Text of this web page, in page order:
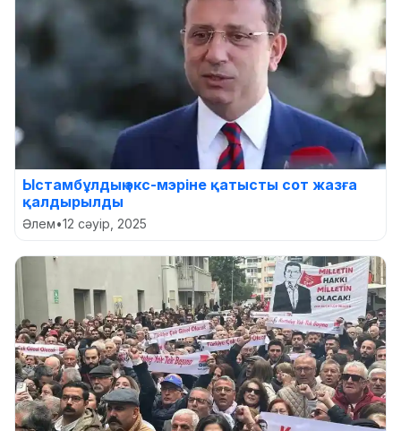
Ыстамбұлдың экс-мэріне қатысты сот жазға
қалдырылды
Әлем•12 сәуір, 2025